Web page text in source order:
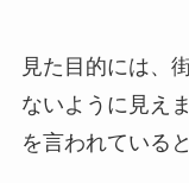
見た目的には、
ないように見え
を言われている